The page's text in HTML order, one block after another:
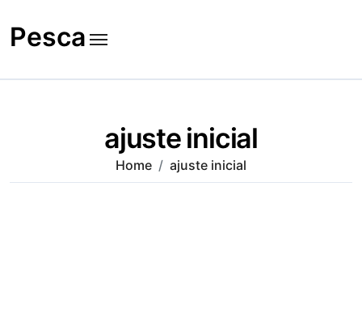
to
content
Pesca
ajuste inicial
Home ajuste inicial